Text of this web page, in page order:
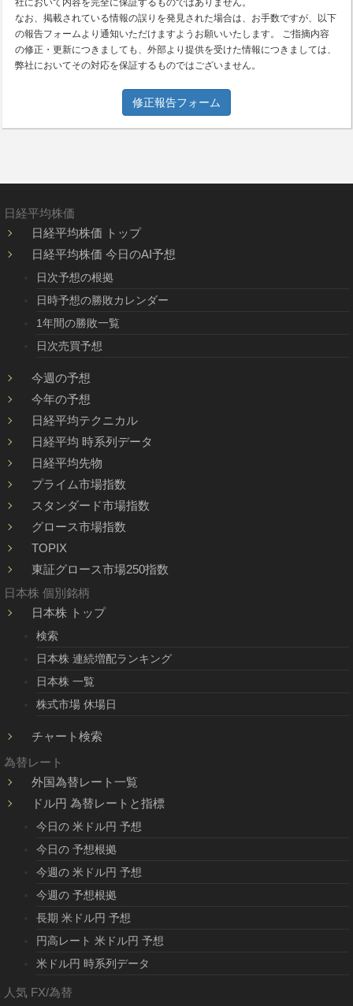
なお、掲載されている情報の誤りを発見された場合は、お手数ですが、以下
の報告フォームより通知いただけますようお願いいたします。 ご指摘内容
の修正・更新につきましても、外部より提供を受けた情報につきましては、
弊社においてその対応を保証するものではございません。
修正報告フォーム
日経平均株価
日経平均株価 トップ
日経平均株価 今日のAI予想
日次予想の根拠
日時予想の勝敗カレンダー
1年間の勝敗一覧
日次売買予想
今週の予想
今年の予想
日経平均テクニカル
日経平均 時系列データ
日経平均先物
プライム市場指数
スタンダード市場指数
グロース市場指数
TOPIX
東証グロース市場250指数
日本株 個別銘柄
日本株 トップ
検索
日本株 連続増配ランキング
日本株 一覧
株式市場 休場日
チャート検索
為替レート
外国為替レート一覧
ドル円 為替レートと指標
今日の 米ドル円 予想
今日の 予想根拠
今週の 米ドル円 予想
今週の 予想根拠
長期 米ドル円 予想
円高レート 米ドル円 予想
米ドル円 時系列データ
人気 FX/為替